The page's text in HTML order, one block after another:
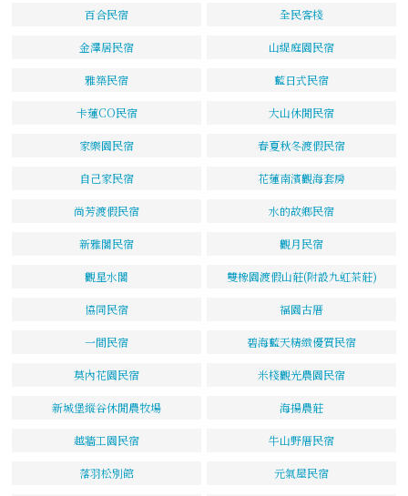
百合民宿 全民客棧
金澤居民宿 山緹庭園民宿
雅築民宿 藍日式民宿
卡蓮CO民宿 大山休閒民宿
家樂園民宿 春夏秋冬渡假民宿
自己家民宿 花蓮南濱觀海套房
尚芳渡假民宿 水的故鄉民宿
新雅閣民宿 觀月民宿
觀星水閣 雙橡園渡假山莊(附設九虹茶莊)
協同民宿 福園古厝
一間民宿 碧海藍天精緻優質民宿
莫內花園民宿 米棧觀光農園民宿
新城堡縱谷休閒農牧場 海揚農莊
越牆工園民宿 牛山野厝民宿
落羽松別館 元氣屋民宿